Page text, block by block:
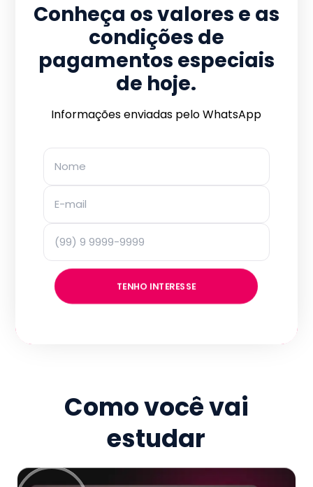
Conheça os valores e as
condições de
pagamentos especiais
de hoje.
Informações enviadas pelo WhatsApp
TENHO INTERESSE
Como você vai
estudar